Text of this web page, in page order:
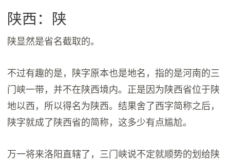
陕西：陕
陕显然是省名截取的。
不过有趣的是，陕字原本也是地名，指的是河南的三
门峡一带，并不在陕西境内。正是因为陕西省位于陕
地以西，所以得名为陕西。结果舍了西字简称之后，
陕字就成了陕西省的简称，这多少有点尴尬。
万一将来洛阳直辖了，三门峡说不定就顺势的划给陕